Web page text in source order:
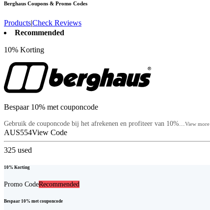
Berghaus Coupons & Promo Codes
Products|Check Reviews
Recommended
10% Korting
Bespaar 10% met couponcode
Gebruik de couponcode bij het afrekenen en profiteer van 10%...View more
AUS554View Code
325 used
10% Korting
Promo CodeRecommended
Bespaar 10% met couponcode